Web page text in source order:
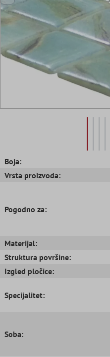
Boja:
Vrsta proizvoda:
Pogodno za:
Materijal:
Struktura površine:
Izgled pločice:
Specijalitet:
Soba: